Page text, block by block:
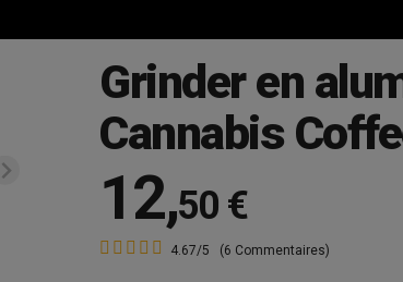
Grinder en
Cannabis
12,50 €
4.67/5 (6 Commentaires)